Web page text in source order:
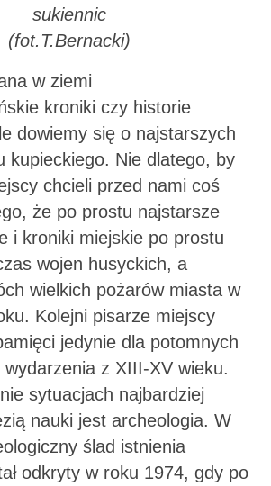
sukiennic
(fot.T.Bernacki)
w ziemi
kroniki czy historie
dowiemy się o najstarszych
kupieckiego. Nie dlatego, by
chcieli przed nami coś
że po prostu najstarsze
i kroniki miejskie po prostu
wojen husyckich, a
wielkich pożarów miasta w
Kolejni pisarze miejscy
jedynie dla potomnych
wydarzenia z XIII-XV wieku.
sytuacjach najbardziej
nauki jest archeologia. W
ślad istnienia
odkryty w roku 1974, gdy po